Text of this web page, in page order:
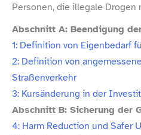
Personen, die illegale Drogen
Abschnitt A: Beendigung
1: Definition von Eigenbedarf
2: Definition von
Straßenverkehr
3: Kursänderung in der
Abschnitt B: Sicherung der
4: Harm Reduction und Safer